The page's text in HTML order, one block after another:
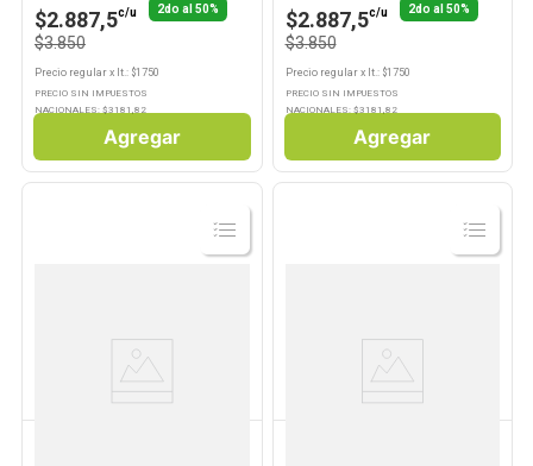
$2.887,5c/u 2do al 50%
$3.850
Precio regular x lt.: $1750
PRECIO SIN IMPUESTOS
NACIONALES: $3181,82
Agregar
$2.887,5c/u 2do al 50%
$3.850
Precio regularx lt.: $1750
PRECIO SIN IMPUESTOS
NACIONALES: $3181,82
Agregar
Ver
Producto
Ver
Producto